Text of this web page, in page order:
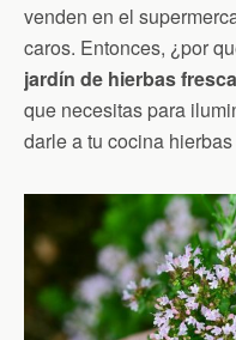
venden en el
caros. Entonces, ¿por
jardín de hierbas
que necesitas para
darle a tu cocina